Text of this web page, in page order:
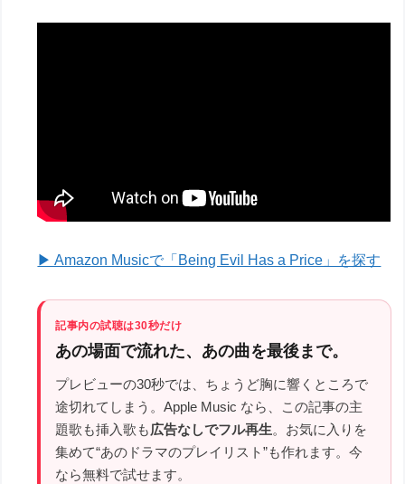
▶ Amazon Musicで「Being Evil Has a Price」を探す
記事内の試聴は30秒だけ
あの場面で流れた、あの曲を最後まで。
プレビューの30秒では、ちょうど胸に響くところで
途切れてしまう。Apple Music なら、この記事の主
題歌も挿入歌も広告なしでフル再生。お気に入りを
集めて“あのドラマのプレイリスト”も作れます。今
なら無料で試せます。